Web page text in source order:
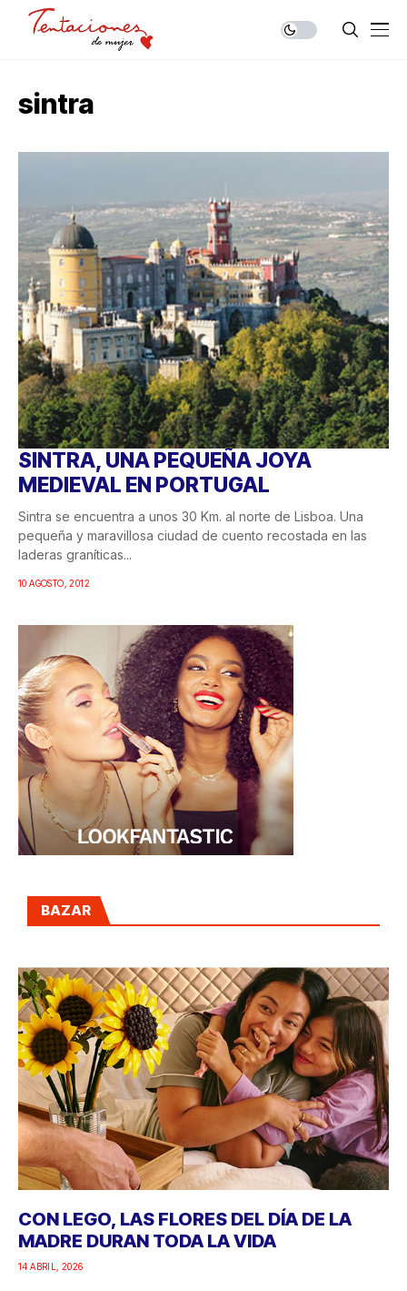
sintra
SINTRA, UNA PEQUEÑA JOYA
MEDIEVAL EN PORTUGAL
Sintra se encuentra a unos 30 Km. al norte de Lisboa. Una
pequeña y maravillosa ciudad de cuento recostada en las
laderas graníticas...
10 AGOSTO, 2012
BAZAR
CON LEGO, LAS FLORES DEL DÍA DE LA
MADRE DURAN TODA LA VIDA
14 ABRIL, 2026